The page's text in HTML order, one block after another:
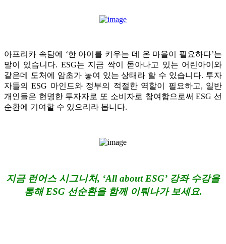
아프리카 속담에 ‘한 아이를 키우는 데 온 마을이 필요하다’는
말이 있습니다. ESG는 지금 싹이 돋아나고 있는 어린아이와
같은데 도처에 암초가 놓여 있는 상태라 할 수 있습니다. 투자
자들의 ESG 마인드와 정부의 적절한 역할이 필요하고, 일반
개인들은 현명한 투자자로 또 소비자로 참여함으로써 ESG 선
순환에 기여할 수 있으리라 봅니다.
지금 런어스 시그니처, ‘All about ESG’ 강좌 수강을
통해 ESG 선순환을 함께 이뤄나가 보세요.